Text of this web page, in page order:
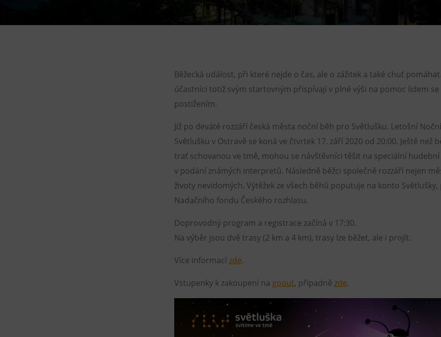
Catering
Běžecká událost, při které nejde o čas, ale o zážitek a také chuť
účastníci totiž svým startovným přispívají v plné výši na pomoc lidem se
postižením.
Již po deváté rozzáří česká města noční běh pro Světlušku. Letošní
Světlušku v Ostravě se koná ve čtvrtek 17. září 2020 od 20:00. Ještě než
trať schovanou ve tmě, mohou se návštěvníci těšit na speciální
v podání známých interpretů. Následně běžci společně rozzáří nejen
životy nevidomých. Výtěžek ze všech běhů poputuje na konto
Nadačního fondu Českého rozhlasu.
Doprovodný program a registrace začíná v 17:30.
Na výběr jsou dvě trasy (2 km a 4 km), trasy lze běžet, ale i projít.
Více informacízde.
Vstupenky k zakoupení na goout, případně zde.